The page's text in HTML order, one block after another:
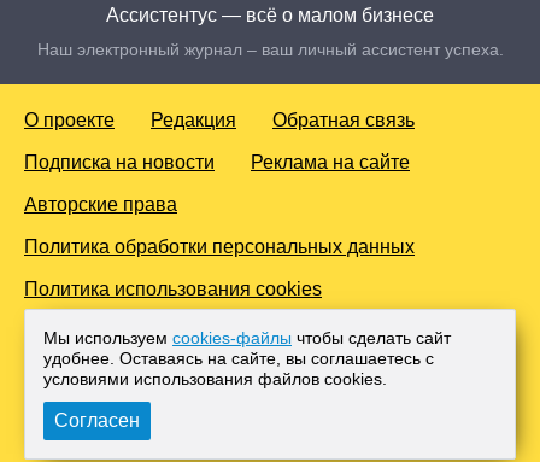
Ассистентус — всё о малом бизнесе
Наш электронный журнал – ваш личный ассистент успеха.
О проекте Редакция Обратная связь
Подписка на новости Реклама на сайте
Авторские права
Политика обработки персональных данных
Политика использования cookies
© 2016-2026 Все права защищены. Для лиц старше 18 лет.
Любое копирование материалов и тиражирование в сети
Интернет, либо печатных изданиях без согласования с
Администрацией проекта, преследуется законом.
Мы используем cookies-файлы чтобы сделать сайт
удобнее. Оставаясь на сайте, вы соглашаетесь с
условиями использования файлов cооkies.
Согласен